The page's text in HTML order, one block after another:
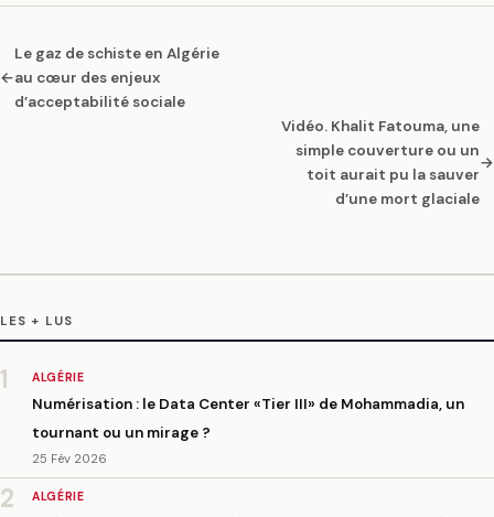
←
Le gaz de schiste en Algérie
au cœur des enjeux
d’acceptabilité sociale
Vidéo. Khalit Fatouma, une
simple couverture ou un
toit aurait pu la sauver
d’une mort glaciale
→
LES + LUS
1 ALGÉRIE
Numérisation : le Data Center «Tier III» de Mohammadia, un
tournant ou un mirage ?
25 Fév 2026
2 ALGÉRIE